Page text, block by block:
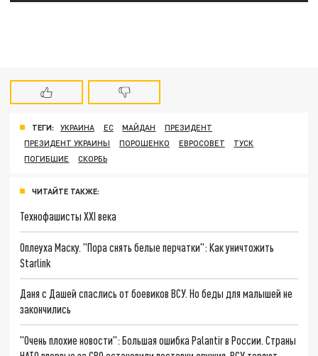
ТЕГИ: УКРАИНА ЕС МАЙДАН
ПРЕЗИДЕНТ
ПРЕЗИДЕНТ УКРАИНЫ
ПОРОШЕНКО ЕВРОСОВЕТ
ТУСК
ПОГИБШИЕ
СКОРБЬ
ЧИТАЙТЕ ТАКЖЕ:
Технофашисты XXI века
Оплеуха Маску. "Пора снять белые перчатки": Как уничтожить
Starlink
Даня с Дашей спаслись от боевиков ВСУ. Но беды для малышей не
закончились
"Очень плохие новости": Большая ошибка Palantir в России. Страны